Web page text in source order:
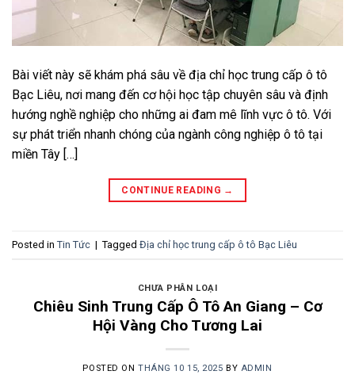
Bài viết này sẽ khám phá sâu về địa chỉ học trung cấp ô tô
Bạc Liêu, nơi mang đến cơ hội học tập chuyên sâu và định
hướng nghề nghiệp cho những ai đam mê lĩnh vực ô tô. Với
sự phát triển nhanh chóng của ngành công nghiệp ô tô tại
miền Tây […]
CONTINUE READING →
Posted in Tin Tức | Tagged Địa chỉ học trung cấp ô tô Bạc Liêu
CHƯA PHÂN LOẠI
Chiêu Sinh Trung Cấp Ô Tô An Giang – Cơ
Hội Vàng Cho Tương Lai
POSTED ON THÁNG 10 15, 2025 BY ADMIN